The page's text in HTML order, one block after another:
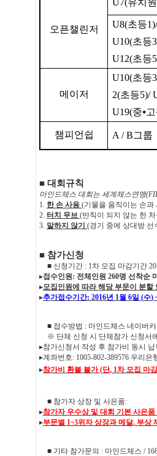
오픈챌린저
U7(유치
U8(초등
U10(초등
U12(초등
메이저
U10(초등
2(초등5)/
U19(중⦁
챔피언쉽 A / B그룹
■ 대회규칙
마인드체스 대회는 세계체스연맹
1. 한 손 사용 (기물을 움직이는 손
2. 터치 무브 (반칙이 되지 않는 한
3. 말하지 않기 (경기 중에 상대방
■ 참가신청
■신청기간 : 1차 모집 마감기간
▸접수인원: 전체인원 260명 선착순
▸모집인원에 따라 해당 부문이 분할
▸추가접수기간: 2016년 1월 6일 (수)
■ 접수방법 : 마인드체스 네이버
※ 단체 신청 시 단체참가 신청서
▸참가신청서 작성 후 참가비 동시 납
▸계좌번호: 1005-802-389576 우리은
▸참가비 환불 불가(단, 1 차 모집 마
■ 참가자 상장 및 사은품:
▸참가자 우수상 및 대회 기본 사은품
▸부문별 1~3위자 상장과 메달, 부상
■ 기타 참가문의 : 마인드체스/